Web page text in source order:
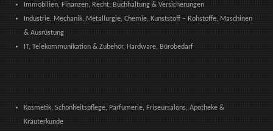
Immobilien, Finanzen, Recht, Buchhaltung & Versicherungen
Industrie, Mechanik, Metallurgie, Chemie, Kunststoff – Rohstoffe, Maschinen
& Ausrüstung
IT, Telekommunikation & Zubehör, Hardware, Bürobedarf
Kosmetik, Schönheitspflege, Parfümerie, Friseursalons, Apotheke &
Kräuterkunde